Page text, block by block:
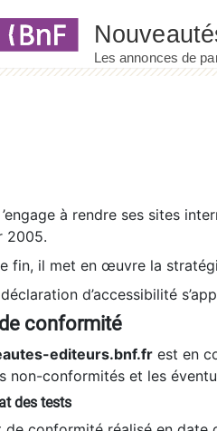
’engage à rendre ses sites
2005.
fin, il met en œuvre la
d’accessibilité
conformité
editeurs.bnf.fr est en
non-conformités et les
des tests